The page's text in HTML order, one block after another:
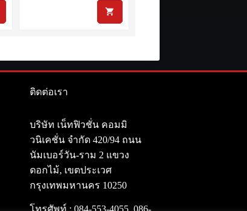
ติดต่อเรา
บริษัท เน็ทฟิวชั่น คอมมิ
วนิเคชั่น จำกัด 420/94 ถนน
นัมเบอร์วัน-ราม 2 แขวง
ดอกไม้, เขตประเวศ
กรุงเทพมหานคร 10250
โทรศัพท์ : 084-553-4055, 086-